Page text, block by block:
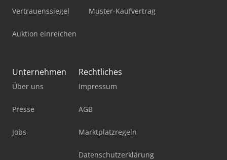
Vertrauenssiegel
Auktion einreichen
Muster-Kaufvertrag
Unternehmen
Über uns
Presse
Jobs
Rechtliches
Impressum
AGB
Marktplatzregeln
Datenschutzerklärung